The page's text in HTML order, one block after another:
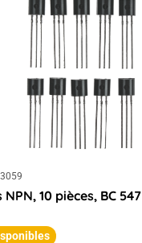
10 pièces, BC 547